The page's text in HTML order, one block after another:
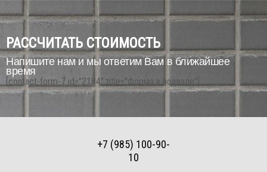
РАССЧИТАТЬ СТОИМОСТЬ
Напишите нам и мы ответим Вам в ближайшее
время
[contact-form-7 id="2184" title="Форма в подвале"]
+7 (985) 100-90-
10